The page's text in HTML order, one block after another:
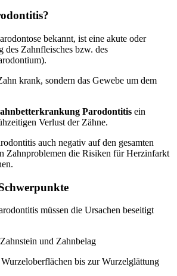
bekannt, ist eine akute oder
des Zahnfleisches bzw. des
krank, sondern das Gewebe um dem
Parodontitis ein
Verlust der Zähne.
auch negativ auf den gesamten
Zahnproblemen die Risiken für Herzinfarkt
müssen die Ursachen beseitigt
und Zahnbelag
bis zur Wurzelglättung